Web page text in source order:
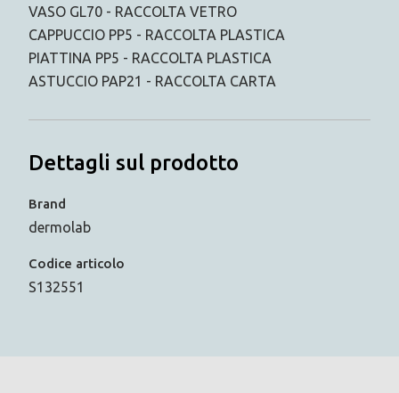
VASO GL70 - RACCOLTA VETRO
CAPPUCCIO PP5 - RACCOLTA PLASTICA
PIATTINA PP5 - RACCOLTA PLASTICA
ASTUCCIO PAP21 - RACCOLTA CARTA
Dettagli sul prodotto
Brand
dermolab
Codice articolo
S132551